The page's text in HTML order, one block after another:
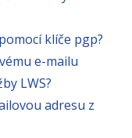
klíče pgp?
e-mailu
LWS?
adresu z